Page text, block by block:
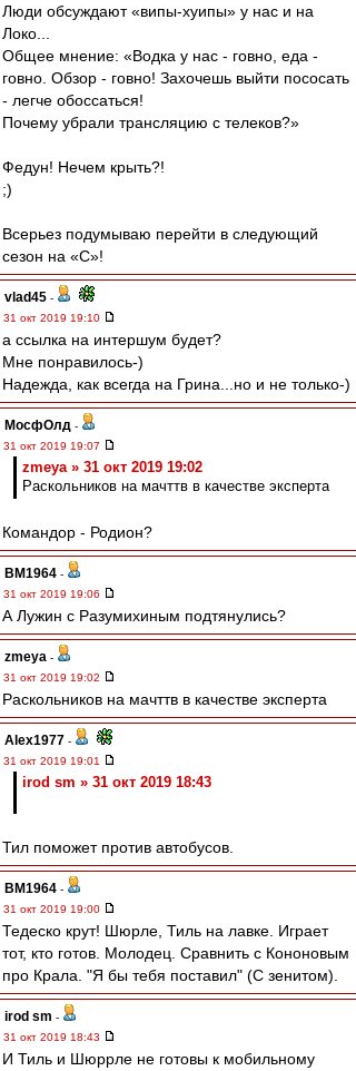
Люди обсуждают «випы-хуипы» у нас и на
Локо...
Общее мнение: «Водка у нас - говно, еда -
говно. Обзор - говно! Захочешь выйти пососать
- легче обоссаться!
Почему убрали трансляцию с телеков?»
Федун! Нечем крыть?!
;)
Всерьез подумываю перейти в следующий
сезон на «С»!
vlad45 -
31 окт 2019 19:10
а ссылка на интершум будет?
Мне понравилось-)
Надежда, как всегда на Грина...но и не только-)
МосфОлд -
31 окт 2019 19:07
zmeya » 31 окт 2019 19:02
Раскольников на мачттв в качестве эксперта
Командор - Родион?
BM1964 -
31 окт 2019 19:06
А Лужин с Разумихиным подтянулись?
zmeya -
31 окт 2019 19:02
Раскольников на мачттв в качестве эксперта
Alex1977 -
31 окт 2019 19:01
irod sm » 31 окт 2019 18:43
Тил поможет против автобусов.
BM1964 -
31 окт 2019 19:00
Тедеско крут! Шюрле, Тиль на лавке. Играет
тот, кто готов. Молодец. Сравнить с Кононовым
про Крала. "Я бы тебя поставил" (С зенитом).
irod sm -
31 окт 2019 18:43
И Тиль и Шюррле не готовы к мобильному